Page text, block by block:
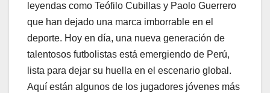
leyendas como Teófilo Cubillas y Paolo Guerrero
que han dejado una marca imborrable en el
deporte. Hoy en día, una nueva generación de
talentosos futbolistas está emergiendo de Perú,
lista para dejar su huella en el escenario global.
Aquí están algunos de los jugadores jóvenes más